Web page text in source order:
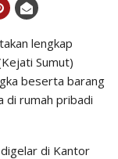
lengkap
Sumut)
beserta barang
di rumah pribadi
di Kantor